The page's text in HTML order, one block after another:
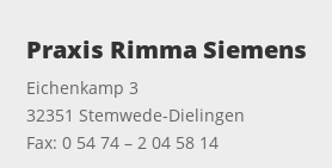
Praxis Rimma Siemens
Eichenkamp 3
32351 Stemwede-Dielingen
Fax: 0 54 74 – 2 04 58 14